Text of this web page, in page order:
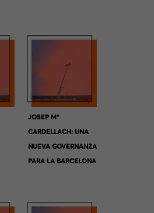
JOSEP Mª
CARDELLACH: UNA
NUEVA GOVERNANZA
PARA LA BARCELONA